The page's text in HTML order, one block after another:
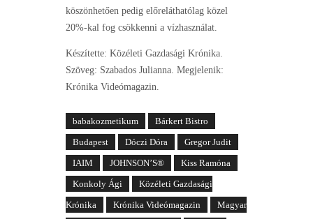
köszönhetően pedig előreláthatólag közel
20%-kal fog csökkenni a vízhasználat.
Készítette: Közéleti Gazdasági Krónika.
Szöveg: Szabados Julianna. Megjelenik:
Krónika Videómagazin.
babakozmetikum
Bárkert Bistro
Budapest
Dóczi Dóra
Gregor Judit
IAIM
JOHNSON’S®
Kiss Ramóna
Konkoly Ági
Közéleti Gazdasági
Krónika
Krónika Videómagazin
Magyar